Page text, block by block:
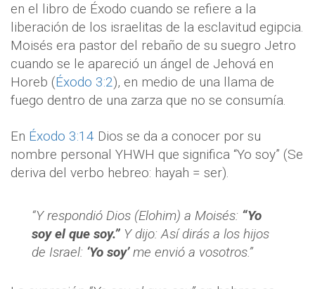
en el libro de Éxodo cuando se refiere a la
liberación de los israelitas de la esclavitud egipcia.
Moisés era pastor del rebaño de su suegro Jetro
cuando se le apareció un ángel de Jehová en
Horeb (Éxodo 3:2), en medio de una llama de
fuego dentro de una zarza que no se consumía.
En Éxodo 3:14 Dios se da a conocer por su
nombre personal YHWH que significa “Yo soy” (Se
deriva del verbo hebreo: hayah = ser).
“Y respondió Dios (Elohim) a Moisés: “Yo
soy el que soy.” Y dijo: Así dirás a los hijos
de Israel: ‘Yo soy’me envió a vosotros.”